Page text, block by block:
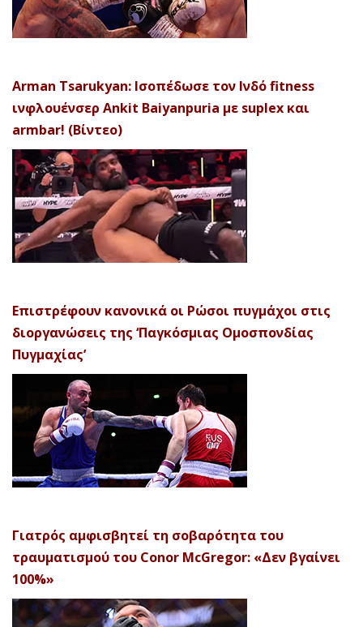
Arman Tsarukyan: Ισοπέδωσε τον Ινδό fitness
ινφλουένσερ Ankit Baiyanpuria με suplex και
armbar! (Βίντεο)
Επιστρέφουν κανονικά οι Ρώσοι πυγμάχοι στις
διοργανώσεις της ‘Παγκόσμιας Ομοσπονδίας
Πυγμαχίας’
Γιατρός αμφισβητεί τη σοβαρότητα του
τραυματισμού του Conor McGregor: «Δεν βγαίνει
100%»